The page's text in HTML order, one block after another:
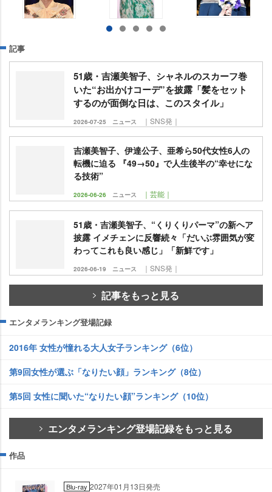
記事
51歳・吉瀬美智子、シャネルのスカーフ巻
いた“お出かけコーデ”を披露「髪をセット
するのが面倒な日は、このスタイル」
2026-07-25 ニュース ｜SNS発｜
吉瀬美智子、伊達公子、亜希ら50代女性6人の
転機に迫る 『49→50』で人生後半の“幸せにな
る技術”
2026-06-26 ニュース ｜芸能｜
51歳・吉瀬美智子、“くりくりパーマ”の新ヘア
披露 イメチェンに反響続々「だいぶ雰囲気が変
わってこれも良い感じ」「新鮮です」
2026-06-19 ニュース ｜SNS発｜
記事をもっと見る
エンタメランキング登場記録
2016年 女性が憧れる大人女子ランキング（6位）
第9回女性が選ぶ「なりたい顔」ランキング（8位）
第5回 女性に聞いた“なりたい顔”ランキング（10位）
エンタメランキング登場記録をもっと見る
作品
Blu-ray 2027年01月13日発売